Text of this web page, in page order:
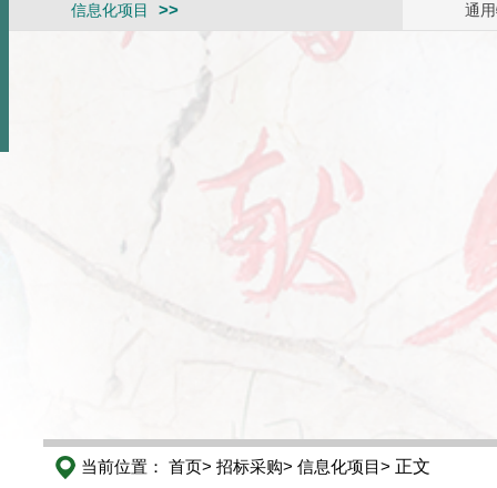
信息化项目 通
当前位置： 首页> 招标采购> 信息化项目> 正文